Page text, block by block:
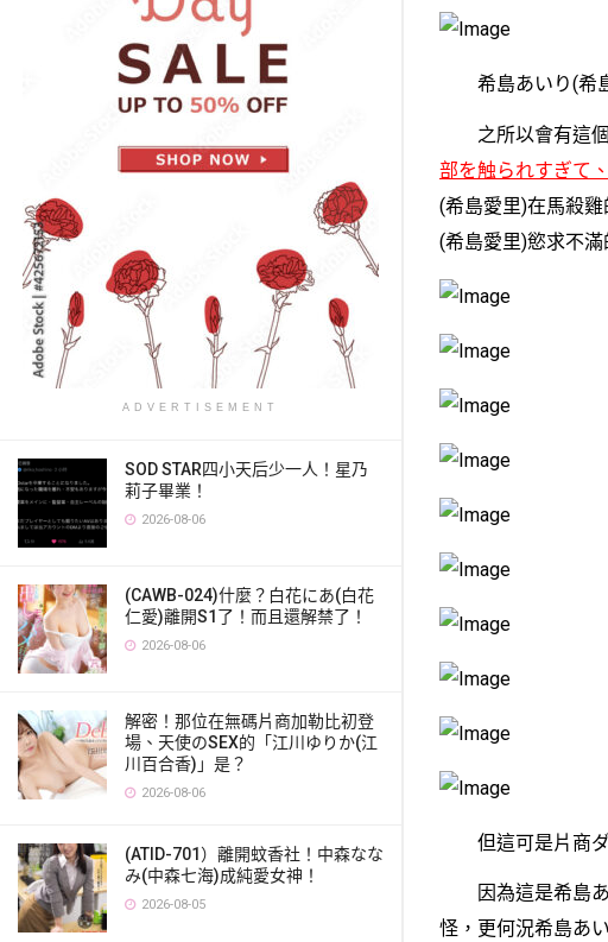
ADVERTISEMENT
SOD STAR四小天后少一人！星乃
莉子畢業！
2026-08-06
(CAWB-024)什麼？白花にあ(白花
仁愛)離開S1了！而且還解禁了！
2026-08-06
解密！那位在無碼片商加勒比初登
場、天使のSEX的「江川ゆりか(江
川百合香)」是？
2026-08-06
(ATID-701）離開蚊香社！中森なな
み(中森七海)成純愛女神！
2026-08-05
希島あいり(希島
之所以會有這個
部を触られすぎて
(希島愛里)在馬殺
(希島愛里)慾求不
但這可是片商ダ
因為這是希島あ
怪，更何況希島あ